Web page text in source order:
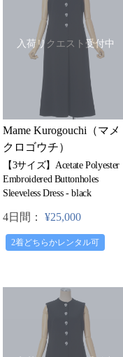
入荷リクエスト受付中
Mame Kurogouchi（マメ
クロゴウチ）
【3サイズ】Acetate Polyester
Embroidered Buttonholes
Sleeveless Dress - black
4日間： ¥25,000
2着どちらかレンタル可